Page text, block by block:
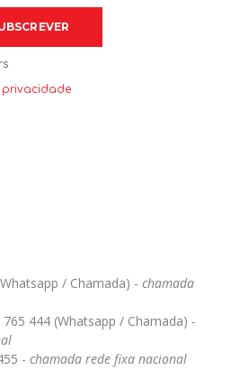
/ Chamada) - chamada
765 444 (Whatsapp / Chamada) -
- chamada rede fixa nacional